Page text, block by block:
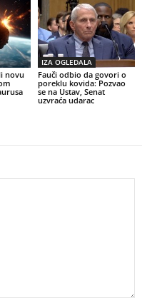
novu
IZA OGLEDALA
Fauči odbio da govori o
poreklu kovida: Pozvao
se na Ustav, Senat
uzvraća udarac